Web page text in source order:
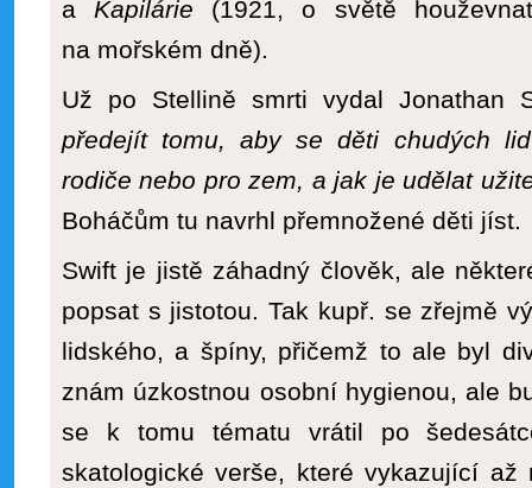
aKapilárie (1921, o světě
na mořském dně).
Už po Stellině smrti vydal Jonathan
předejít tomu, aby se děti chudých
rodiče nebo pro zem, a jak je udělat
Boháčům tu navrhl přemnožené děti jíst.
Swift je jistě záhadný člověk, ale
popsat s jistotou. Tak kupř. se zřejmě
lidského, a špíny, přičemž to ale byl
znám úzkostnou osobní hygienou, ale
se k tomu tématu vrátil po
skatologické verše, které vykazující až